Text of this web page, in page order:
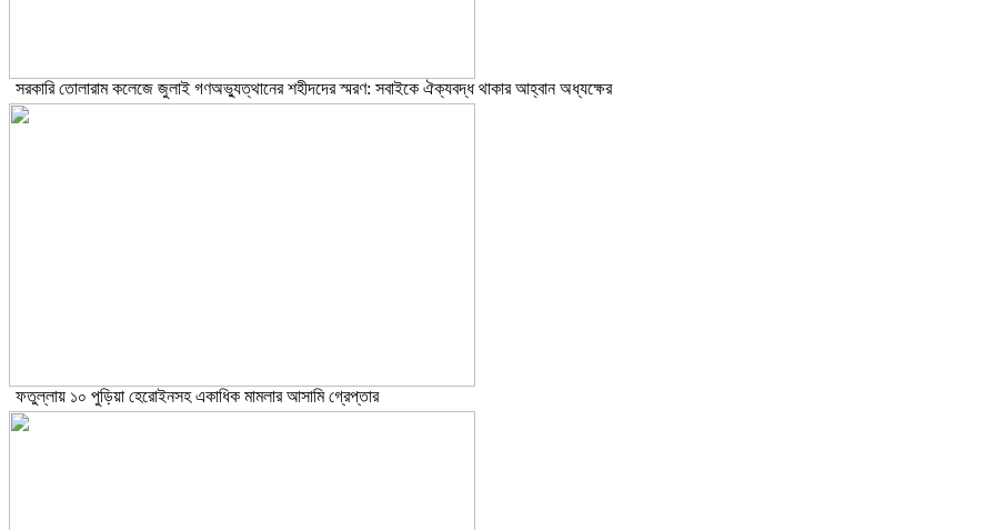
সরকারি তোলারাম কলেজে জুলাই গণঅভ্যুত্থানের শহীদদের স্মরণ: সবাইকে ঐক্যবদ্ধ থাকার আহ্বান অধ্যক্ষের
ফতুল্লায় ১০ পুড়িয়া হেরোইনসহ একাধিক মামলার আসামি গ্রেপ্তার